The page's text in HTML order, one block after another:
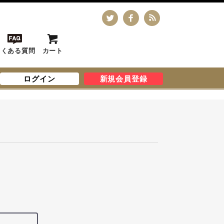
ある質問 カート
ログイン 新規会員登録